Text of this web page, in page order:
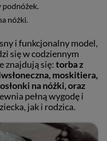
podnóżek.
nóżki.
i funkcjonalny model,
się w codziennym
znajdują się:torba z
moskitiera,
na nóżki, oraz
pełną wygodę i
jak i rodzica.